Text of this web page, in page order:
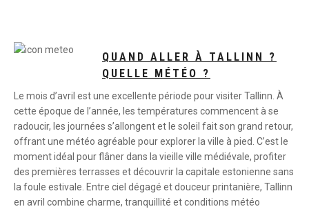
QUAND ALLER À TALLINN ?
QUELLE MÉTÉO ?
Le mois d’avril est une excellente période pour visiter Tallinn. À
cette époque de l’année, les températures commencent à se
radoucir, les journées s’allongent et le soleil fait son grand retour,
offrant une météo agréable pour explorer la ville à pied. C’est le
moment idéal pour flâner dans la vieille ville médiévale, profiter
des premières terrasses et découvrir la capitale estonienne sans
la foule estivale. Entre ciel dégagé et douceur printanière, Tallinn
en avril combine charme, tranquillité et conditions météo